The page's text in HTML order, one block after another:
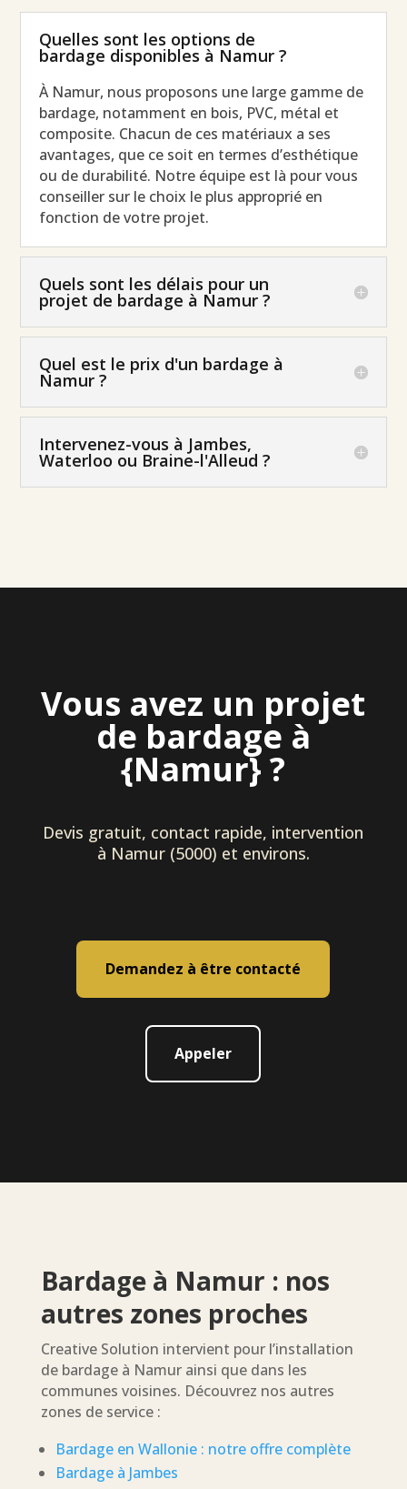
Quelles sont les options de
bardage disponibles à Namur ?
À Namur, nous proposons une large gamme de
bardage, notamment en bois, PVC, métal et
composite. Chacun de ces matériaux a ses
avantages, que ce soit en termes d’esthétique
ou de durabilité. Notre équipe est là pour vous
conseiller sur le choix le plus approprié en
fonction de votre projet.
Quels sont les délais pour un
projet de bardage à Namur ?
Quel est le prix d'un bardage à
Namur ?
Intervenez-vous à Jambes,
Waterloo ou Braine-l'Alleud ?
Vous avez un projet
de bardage à
{Namur} ?
Devis gratuit, contact rapide, intervention
à Namur (5000) et environs.
Demandez à être contacté
Appeler
Bardage à Namur : nos
autres zones proches
Creative Solution intervient pour l’installation
de bardage à Namur ainsi que dans les
communes voisines. Découvrez nos autres
zones de service :
Bardage en Wallonie : notre offre complète
Bardage à Jambes